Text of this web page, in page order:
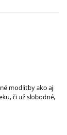
modlitby ako aj
či už slobodné,